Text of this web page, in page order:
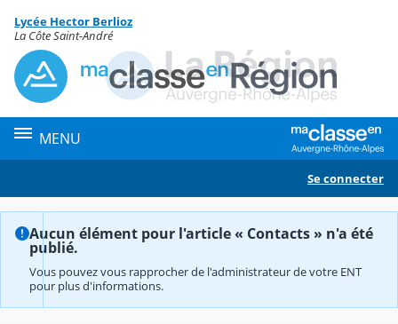
Contenu
Lycée Hector Berlioz
La Côte Saint-André
MENU
Se connecter
Aucun élément pour l'article « Contacts » n'a été
publié.
Vous pouvez vous rapprocher de l'administrateur de votre ENT
pour plus d'informations.